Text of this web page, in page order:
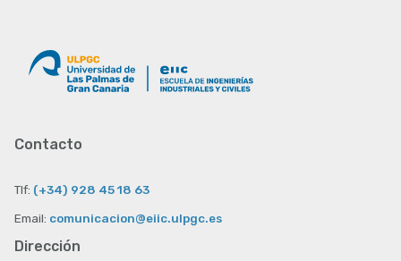
Contacto
Tlf: (+34) 928 45 18 63
Email: comunicacion@eiic.ulpgc.es
Dirección